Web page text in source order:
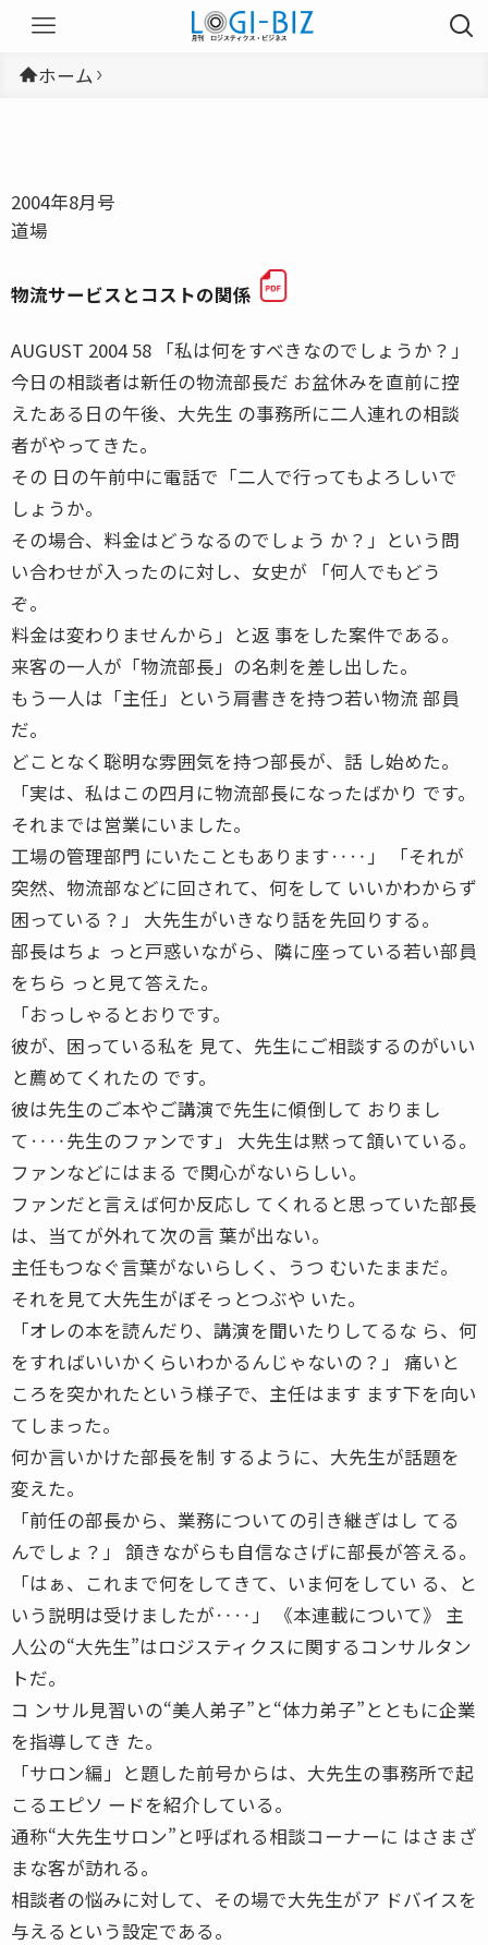
ホーム
2004年8月号
道場
物流サービスとコストの関係
AUGUST 2004 58 「私は何をすべきなのでしょうか？」
今日の相談者は新任の物流部長だ お盆休みを直前に控
えたある日の午後、大先生 の事務所に二人連れの相談
者がやってきた。
その 日の午前中に電話で「二人で行ってもよろしいで
しょうか。
その場合、料金はどうなるのでしょう か？」という問
い合わせが入ったのに対し、女史が 「何人でもどう
ぞ。
料金は変わりませんから」と返 事をした案件である。
来客の一人が「物流部長」の名刺を差し出した。
もう一人は「主任」という肩書きを持つ若い物流 部員
だ。
どことなく聡明な雰囲気を持つ部長が、話 し始めた。
「実は、私はこの四月に物流部長になったばかり です。
それまでは営業にいました。
工場の管理部門 にいたこともあります‥‥」 「それが
突然、物流部などに回されて、何をして いいかわからず
困っている？」 大先生がいきなり話を先回りする。
部長はちょ っと戸惑いながら、隣に座っている若い部員
をちら っと見て答えた。
「おっしゃるとおりです。
彼が、困っている私を 見て、先生にご相談するのがいい
と薦めてくれたの です。
彼は先生のご本やご講演で先生に傾倒して おりまし
て‥‥先生のファンです」 大先生は黙って頷いている。
ファンなどにはまる で関心がないらしい。
ファンだと言えば何か反応し てくれると思っていた部長
は、当てが外れて次の言 葉が出ない。
主任もつなぐ言葉がないらしく、うつ むいたままだ。
それを見て大先生がぼそっとつぶや いた。
「オレの本を読んだり、講演を聞いたりしてるな ら、何
をすればいいかくらいわかるんじゃないの？」 痛いと
ころを突かれたという様子で、主任はます ます下を向い
てしまった。
何か言いかけた部長を制 するように、大先生が話題を
変えた。
「前任の部長から、業務についての引き継ぎはし てる
んでしょ？」 頷きながらも自信なさげに部長が答える。
「はぁ、これまで何をしてきて、いま何をしてい る、と
いう説明は受けましたが‥‥」 《本連載について》 主
人公の“大先生”はロジスティクスに関するコンサルタン
トだ。
コ ンサル見習いの“美人弟子”と“体力弟子”とともに企業
を指導してき た。
「サロン編」と題した前号からは、大先生の事務所で起
こるエピソ ードを紹介している。
通称“大先生サロン”と呼ばれる相談コーナーに はさまざ
まな客が訪れる。
相談者の悩みに対して、その場で大先生がア ドバイスを
与えるという設定である。